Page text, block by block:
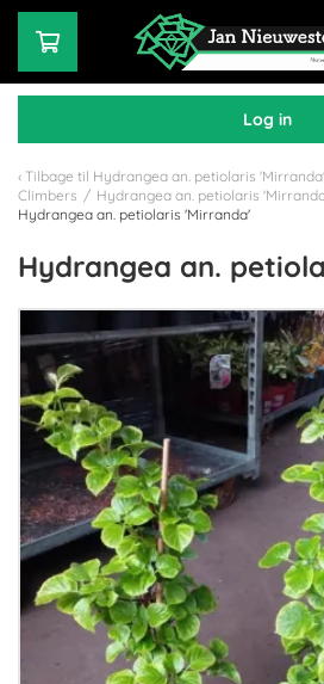
Log in
Tilbage til Hydrangea an. petiolaris 'Mirranda'
Climbers / Hydrangea an. petiolaris
Hydrangea an. petiolaris 'Mirranda'
Hydrangea an.